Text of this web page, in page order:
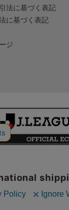
法に基づく表記
に基づく表記
ジ
トで使用している文章
PROFESSIONAL
ALL